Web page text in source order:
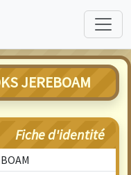
JEREBOAM
Fiche d'identité